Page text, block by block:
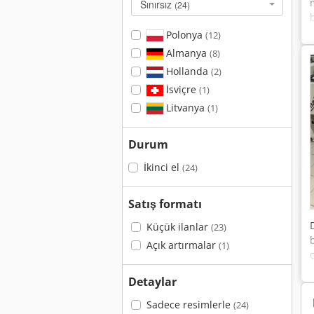
Sınırsız (24)
Polonya (12)
Almanya (8)
Hollanda (2)
İsviçre (1)
Litvanya (1)
Durum
İkinci el (24)
Satış formatı
Küçük ilanlar (23)
Açık artırmalar (1)
Detaylar
Sadece resimlerle (24)